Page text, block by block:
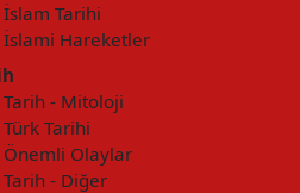
İslam Tarihi
İslami Hareketler
Tarih - Mitoloji
Türk Tarihi
Önemli Olaylar
Tarih - Diğer